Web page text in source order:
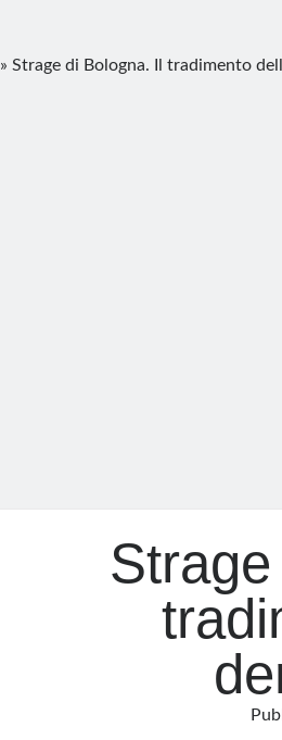
»Strage di Bologna. Il tradimento